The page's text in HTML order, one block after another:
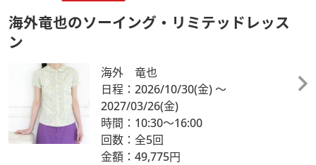
海外竜也のソーイング・リミテッドレッス
ン
海外 竜也
日程：2026/10/30(金)～
2027/03/26(金)
時間：10:30～16:00
回数：全5回
金額：49,775円